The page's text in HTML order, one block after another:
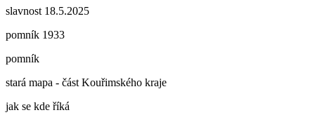
slavnost 18.5.2025
pomník 1933
pomník
stará mapa - část Kouřimského kraje
jak se kde říká